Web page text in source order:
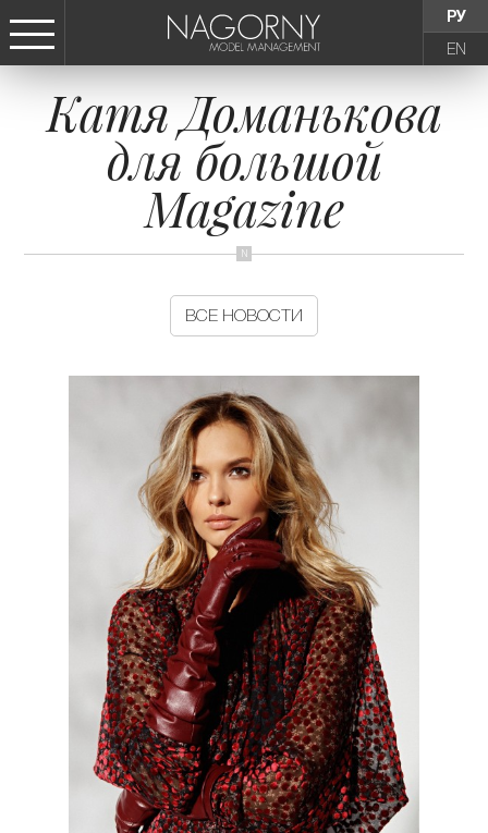
РУ
EN
СТАТЬ МОДЕЛЬЮ
ДЕВУШКИ
ТИНЕЙДЖЕРЫ
ДЕТИ
НОВОСТИ
КОНТАКТЫ
Катя Доманькова
для большой
Magazine
ВСЕ НОВОСТИ